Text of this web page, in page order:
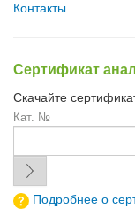
Контакты
Сертификат
Скачайте
Кат. №
Подробнее о